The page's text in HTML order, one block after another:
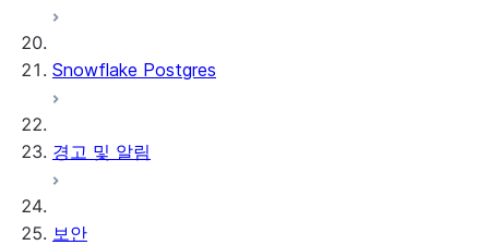
Snowflake Postgres
경고 및 알림
보안